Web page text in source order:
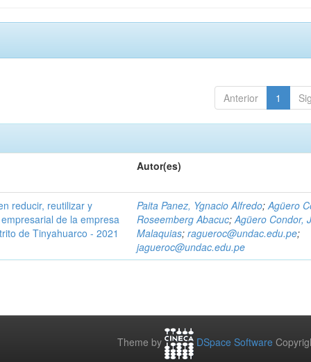
Anterior 1
Autor(es)
reducir, reutilizar y
de la empresa
de Tinyahuarco - 2021
Paita Panez, Ygnacio Alfredo;Agüero
Roseemberg Abacuc;Agüero Condor,
Malaquias;ragueroc@undac.edu.pe;
jagueroc@undac.edu.pe
Theme by DSpace Software